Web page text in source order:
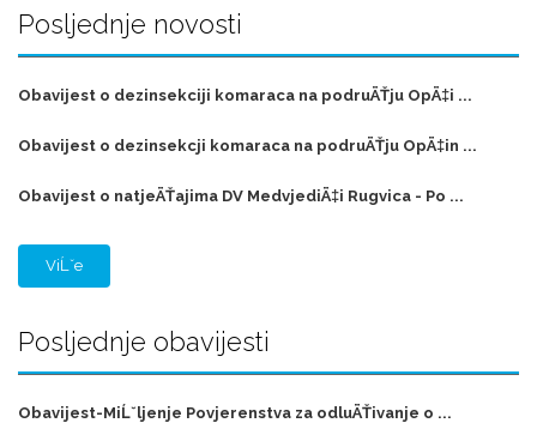
Posljednje novosti
Obavijest o dezinsekciji komaraca na podruÄŤju OpÄ‡i ...
Obavijest o dezinsekcji komaraca na podruÄŤju OpÄ‡in ...
Obavijest o natjeÄŤajima DV MedvjediÄ‡i Rugvica - Po ...
ViĹˇe
Posljednje obavijesti
Obavijest-MiĹˇljenje Povjerenstva za odluÄŤivanje o ...